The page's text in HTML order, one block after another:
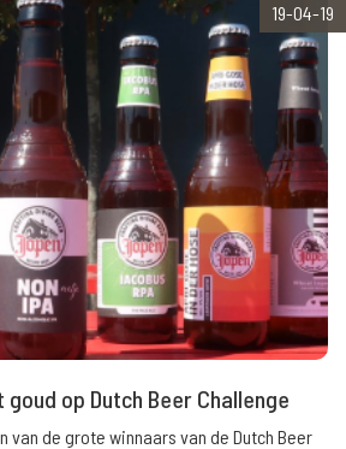
19-04-19
goud op Dutch Beer Challenge
van de grote winnaars van de Dutch Beer